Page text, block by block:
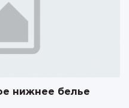
нижнее белье